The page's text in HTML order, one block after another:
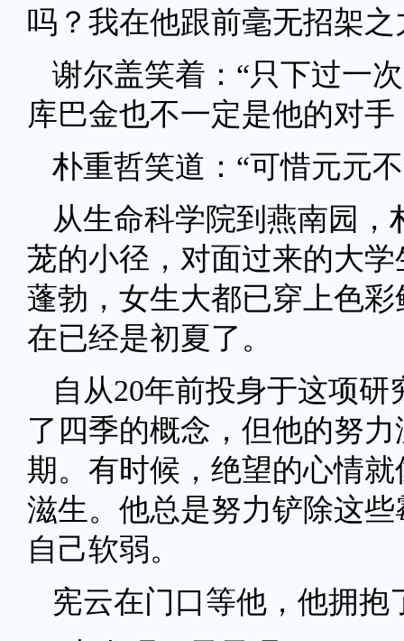
吗？我在他跟前毫无招架之
谢尔盖笑着：“只下过一
库巴金也不一定是他的对手
朴重哲笑道：“可惜元元
从生命科学院到燕南园
茏的小径，对面过来的大
蓬勃，女生大都已穿上色
在已经是初夏了。
自从20年前投身于这项
了四季的概念，但他的努
期。有时候，绝望的心情
滋生。他总是努力铲除这
自己软弱。
宪云在门口等他，他拥